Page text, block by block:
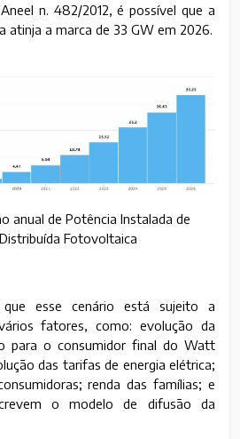
n. 482/2012, é possível que a
atinja a marca de 33 GW em 2026.
anual de Potência Instalada de
Fotovoltaica
que esse cenário está sujeito a
fatores, como: evolução da
para o consumidor final do Watt
das tarifas de energia elétrica;
renda das famílias; e
o modelo de difusão da